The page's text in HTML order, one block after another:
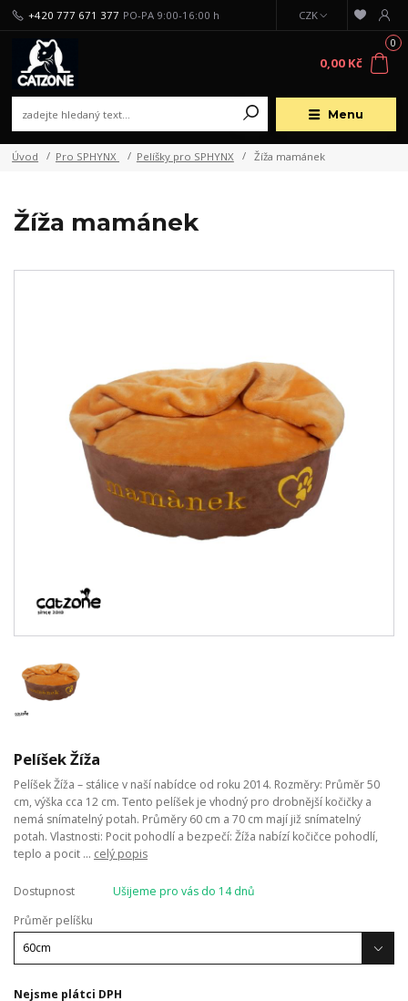
Menu
CZK
+420 777 671 377 PO-PA 9:00-16:00 h
0
0,00 Kč
Úvod Pro SPHYNX Pelíšky pro SPHYNX Žíža mamánek
Žíža mamánek
Pelíšek Žíža
Pelíšek Žíža – stálice v naší nabídce od roku 2014. Rozměry: Průměr 50
cm, výška cca 12 cm. Tento pelíšek je vhodný pro drobnější kočičky a
nemá snímatelný potah. Průměry 60 cm a 70 cm mají již snímatelný
potah. Vlastnosti: Pocit pohodlí a bezpečí: Žíža nabízí kočičce pohodlí,
teplo a pocit ... celý popis
Dostupnost
Ušijeme pro vás do 14 dnů
Průměr pelíšku
Nejsme plátci DPH